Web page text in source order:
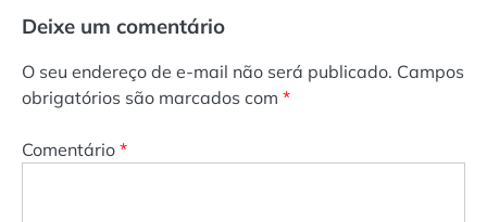
Deixe um comentário
O seu endereço de e-mail não será publicado. Campos
obrigatórios são marcados com *
Comentário *